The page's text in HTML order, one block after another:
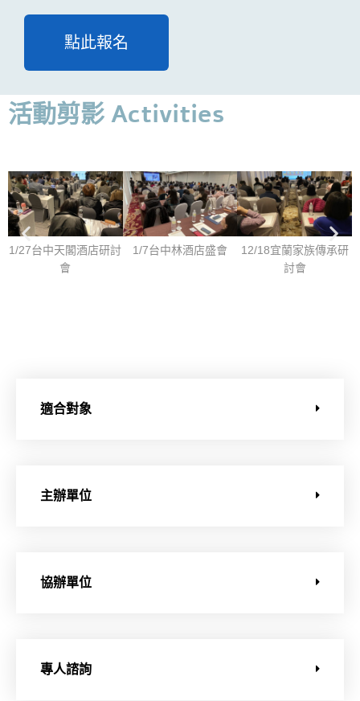
點此報名
活動剪影 Activities
1/27台中天閣酒店研討
會
1/7台中林酒店盛會
12/18宜蘭家族傳承研
討會
適合對象
主辦單位
協辦單位
專人諮詢